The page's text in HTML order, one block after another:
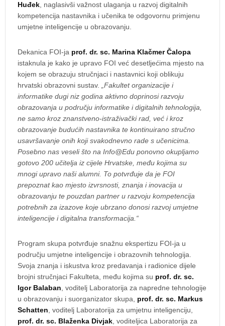
Huđek, naglasivši važnost ulaganja u razvoj digitalnih
kompetencija nastavnika i učenika te odgovornu primjenu
umjetne inteligencije u obrazovanju.
Dekanica FOI-ja prof. dr. sc. Marina Klačmer Čalopa
istaknula je kako je upravo FOI već desetljećima mjesto na
kojem se obrazuju stručnjaci i nastavnici koji oblikuju
hrvatski obrazovni sustav. „Fakultet organizacije i
informatike dugi niz godina aktivno doprinosi razvoju
obrazovanja u području informatike i digitalnih tehnologija,
ne samo kroz znanstveno-istraživački rad, već i kroz
obrazovanje budućih nastavnika te kontinuirano stručno
usavršavanje onih koji svakodnevno rade s učenicima.
Posebno nas veseli što na Info@Edu ponovno okupljamo
gotovo 200 učitelja iz cijele Hrvatske, među kojima su
mnogi upravo naši alumni. To potvrđuje da je FOI
prepoznat kao mjesto izvrsnosti, znanja i inovacija u
obrazovanju te pouzdan partner u razvoju kompetencija
potrebnih za izazove koje ubrzano donosi razvoj umjetne
inteligencije i digitalna transformacija.“
Program skupa potvrđuje snažnu ekspertizu FOI-ja u
području umjetne inteligencije i obrazovnih tehnologija.
Svoja znanja i iskustva kroz predavanja i radionice dijele
brojni stručnjaci Fakulteta, među kojima su prof. dr. sc.
Igor Balaban, voditelj Laboratorija za napredne tehnologije
u obrazovanju i suorganizator skupa, prof. dr. sc. Markus
Schatten, voditelj Laboratorija za umjetnu inteligenciju,
prof. dr. sc. Blaženka Divjak, voditeljica Laboratorija za